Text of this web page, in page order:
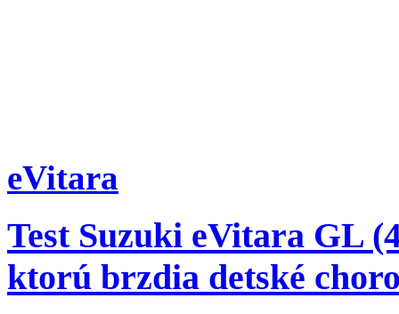
eVitara
Test Suzuki eVitara GL
ktorú brzdia detské